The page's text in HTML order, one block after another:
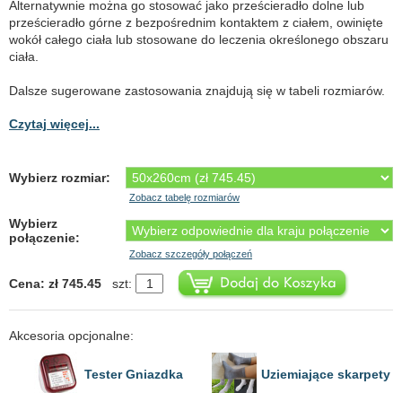
Alternatywnie można go stosować jako prześcieradło dolne lub
prześcieradło górne z bezpośrednim kontaktem z ciałem, owinięte
wokół całego ciała lub stosowane do leczenia określonego obszaru
ciała.
Dalsze sugerowane zastosowania znajdują się w tabeli rozmiarów.
Czytaj więcej...
Wybierz rozmiar:
Zobacz tabelę rozmiarów
Wybierz
połączenie:
Zobacz szczegóły połączeń
Cena: zł 745.45 szt:
Akcesoria opcjonalne:
Tester Gniazdka Uziemiające skarpety